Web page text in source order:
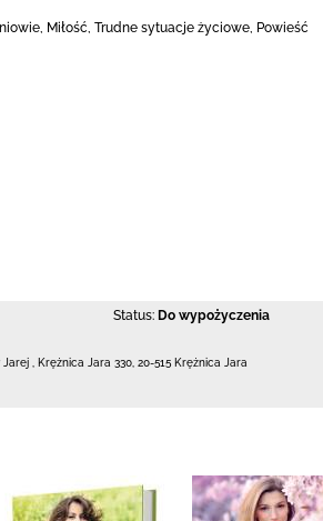
Miłość, Trudne sytuacje życiowe, Powieść
Status: Do wypożyczenia
Jarej Krężnica Jara 330 20-515 Krężnica Jara